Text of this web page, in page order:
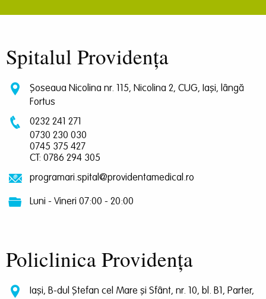
Spitalul Providența
Șoseaua Nicolina nr. 115, Nicolina 2, CUG, Iași, lângă
Fortus
0232 241 271
0730 230 030
0745 375 427
CT: 0786 294 305
programari.spital@providentamedical.ro
Luni - Vineri 07:00 - 20:00
Policlinica Providența
Iași, B-dul Ștefan cel Mare și Sfânt, nr. 10, bl. B1, Parter,